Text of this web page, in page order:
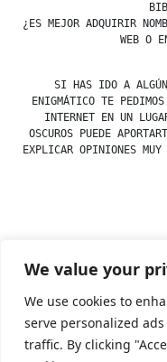
We value your
We use cookies to
serve personalized
traffic. By clicking
¿ES MEJOR ADQUIRIR
WEB O
SI HAS IDO A
ENIGMÁTICO TE
INTERNET EN UN
OSCUROS PUEDE
EXPLICAR OPINIONES
by
Posted
Nombres
Tienda Esotérica